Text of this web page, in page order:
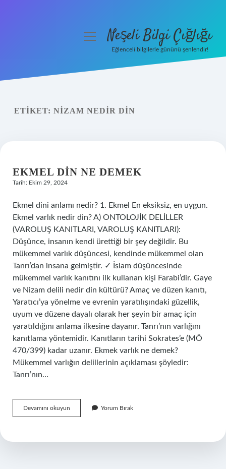
Yasal Uyarı
menüyüNeşeli Bilgi Çığlığı
Eğlenceli bilgilerle gününü şenlendir!
ETIKET: NIZAM NEDIR DIN
EKMEL DIN NE DEMEK
Tarih: Ekim 29, 2024
Ekmel dini anlamı nedir? 1. Ekmel En eksiksiz, en uygun.
Ekmel varlık nedir din? A) ONTOLOJİK DELİLLER
(VAROLUŞ KANITLARI, VAROLUŞ KANITLARI):
Düşünce, insanın kendi ürettiği bir şey değildir. Bu
mükemmel varlık düşüncesi, kendinde mükemmel olan
Tanrı’dan insana gelmiştir. ✓ İslam düşüncesinde
mükemmel varlık kanıtını ilk kullanan kişi Farabi’dir. Gaye
ve Nizam delili nedir din kültürü? Amaç ve düzen kanıtı,
Yaratıcı’ya yönelme ve evrenin yaratılışındaki güzellik,
uyum ve düzene dayalı olarak her şeyin bir amaç için
yaratıldığını anlama ilkesine dayanır. Tanrı’nın varlığını
kanıtlama yöntemidir. Kanıtların tarihi Sokrates’e (MÖ
470/399) kadar uzanır. Ekmek varlık ne demek?
Mükemmel varlığın delillerinin açıklaması şöyledir:
Tanrı’nın…
Devamını okuyun
Din
Yorum Bırak